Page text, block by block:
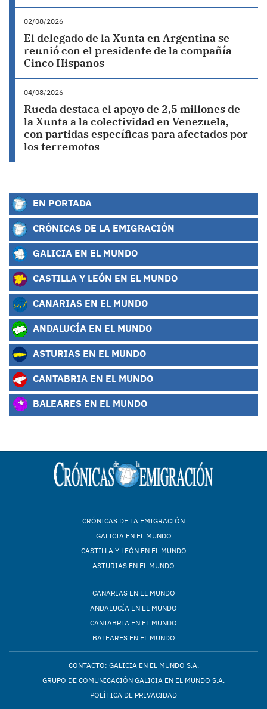
02/08/2026
El delegado de la Xunta en Argentina se
reunió con el presidente de la compañía
Cinco Hispanos
04/08/2026
Rueda destaca el apoyo de 2,5 millones de
la Xunta a la colectividad en Venezuela,
con partidas específicas para afectados por
los terremotos
EN PORTADA
CRÓNICAS DE LA EMIGRACIÓN
GALICIA EN EL MUNDO
CASTILLA Y LEÓN EN EL MUNDO
CANARIAS EN EL MUNDO
ANDALUCÍA EN EL MUNDO
ASTURIAS EN EL MUNDO
CANTABRIA EN EL MUNDO
BALEARES EN EL MUNDO
CRÓNICAS DE LA EMIGRACIÓN
GALICIA EN EL MUNDO
CASTILLA Y LEÓN EN EL MUNDO
ASTURIAS EN EL MUNDO
CANARIAS EN EL MUNDO
ANDALUCÍA EN EL MUNDO
CANTABRIA EN EL MUNDO
BALEARES EN EL MUNDO
CONTACTO: GALICIA EN EL MUNDO S.A.
GRUPO DE COMUNICACIÓN GALICIA EN EL MUNDO S.A.
POLÍTICA DE PRIVACIDAD